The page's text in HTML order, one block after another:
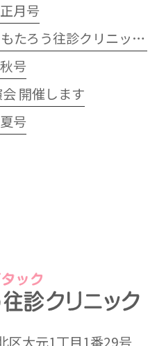
月号
川島孝一郎先生と私（ももたろう往診クリニック開院15周年記念特別講演会）
号
開催します
号
大元1丁目1番29号